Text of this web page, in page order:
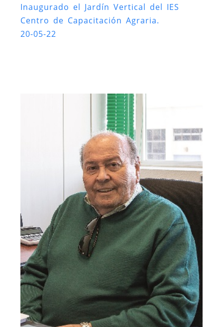
Inaugurado el Jardín Vertical del IES
Centro de Capacitación Agraria.
20-05-22